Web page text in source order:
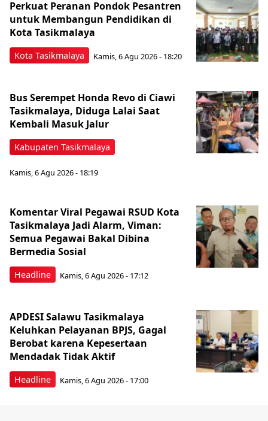
Kota Tasikmalaya
Perkuat Peranan Pondok Pesantren
untuk Membangun Pendidikan di
Kota Tasikmalaya ‎
Kamis, 6 Agu 2026 - 18:20
Kabupaten Tasikmalaya
Bus Serempet Honda Revo di Ciawi
Tasikmalaya, Diduga Lalai Saat
Kembali Masuk Jalur
Kamis, 6 Agu 2026 - 18:19
Headline
Komentar Viral Pegawai RSUD Kota
Tasikmalaya Jadi Alarm, Viman:
Semua Pegawai Bakal Dibina
Bermedia Sosial
Kamis, 6 Agu 2026 - 17:12
Headline
APDESI Salawu Tasikmalaya
Keluhkan Pelayanan BPJS, Gagal
Berobat karena Kepesertaan
Mendadak Tidak Aktif
Kamis, 6 Agu 2026 - 17:00